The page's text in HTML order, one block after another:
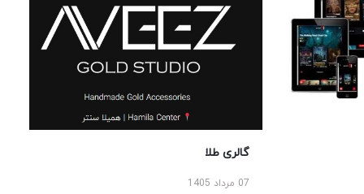
گالری طلا
07 مرداد 1405